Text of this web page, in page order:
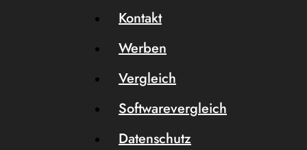
Kontakt
Werben
Vergleich
Softwarevergleich
Datenschutz